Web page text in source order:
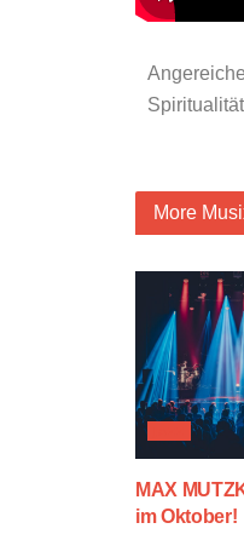
More
MAX
im Oktober!